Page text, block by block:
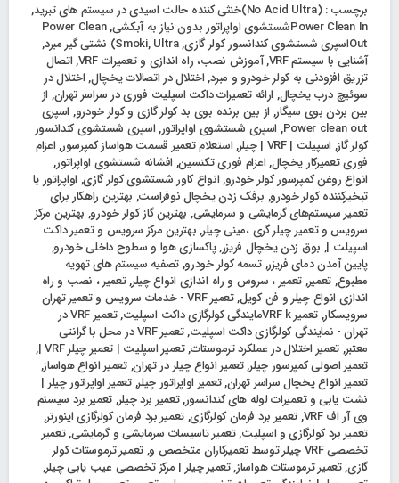
برچسب :(No Acid Ultra)خنثی کننده حالت اسیدی در سیستم های تبرید
,
Power Clean Inشستشوی اواپراتور بدون نیاز به آبکشی
,
Power Clean
Outاسپری شستشوی کندانسور کولر گازی
,
Smoki,Ultra) نشتی گیر مبرد
,
آشنایی با سیستم VRF
,آموزش نصب، راه اندازی و تعمیرات VRF ,اتصال
تزریق افزودنی به کولر خودرو و مبرد,اختلال در اتصالات یخچال,اختلال در
سوئیچ درب یخچال, ارائه تعمیرات داکت اسپلیت فوری در سراسر تهران, از
بین بردن بوی سیگار, از بین برنده بوی بد کولر گازی و کولر خودرو, اسپری
Power clean out
, اسپری شستشوی اواپراتور,اسپری شستشوی کندانسور
کولر گاز, اسپیلت | VRF | چیلر ,استعلام تعمیر قسمت هواساز کمپرسور,اعزام
فوری تعمیرکار یخچال,اعزام فوری تکنسین, افشانه شستشوی اواپراتور,
انواع روغن کمپرسور کولر خودرو,انواع کاور شستشوی کولر گازی, اواپراتور یا
تبخیرکننده کولر خودرو, برفک زدن یخچال نوفراست, بهترین راهکار برای
تعمیر سیستم‌های گرمایشی و سرمایشی, بهترین گاز کولر خودرو, بهترین مرکز
سرویس و تعمیر چیلر گری ،مینی چیلر,بهترین مرکز سرویس و تعمیر داکت
اسپیلت |, بوق زدن یخچال فریزر,پاکسازی هوا و سطوح داخلی خودرو,
پایین آمدن دمای فریزر,تسمه کولر خودرو,تصفیه سیستم های تهویه
مطبوع,تعمیر,تعمیر ، سروس و راه اندازی انواع چیلر,تعمیر ، نصب و راه
اندازی انواع چیلر و فن کویل,
تعمیر VRF - خدمات سرویس و تعمیر تهران
سرویسکار,تعمیر VRF kمایندگی کولرگازی داکت اسپلیت ,
تعمیر VRF در
تهران - نمایندگی کولرگازی داکت اسپلیت,
تعمیر VRF در محل با گرانتی
معتبر,تعمیر اختلال در عملکرد ترموستات,تعمیر اسپلیت | تعمیر چیلر VRF |
,
تعمیر اصولی کمپرسور چیلر,تعمیر انواع چیلر در تهران,تعمیر انواع هواساز,
تعمیر انواع یخچال سراسر تهران,تعمیر اواپراتور چیلر,تعمیر اواپراتور چیلر |
نشت یابی و تعمیرات لوله های کندانسور,تعمیر برد چیلر,تعمیر برد سیستم
وی آر اف VRF
,تعمیر برد فرمان کولرگازی,تعمیر برد فرمان کولرگازی اینورتر,
تعمیر برد کولرگازی و اسپلیت,تعمیر تاسیسات سرمایشی و گرمایشی,تعمیر
تخصصی VRF چیلر توسط تعمیرکاران متخصص و
,تعمیر ترموستات کولر
گازی,تعمیر ترموستات هواساز,تعمیر چیلر | مرکز تخصصی عیب یابی چیلر,